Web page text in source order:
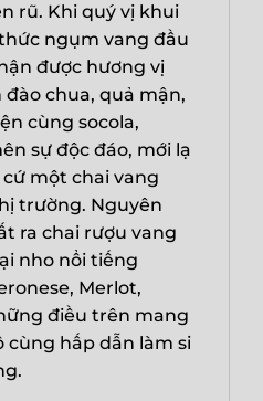
rũ. Khi quý vị khui
ngụm vang đầu
được hương vị
chua, quả mận,
cùng socola,
sự độc đáo, mới lạ
một chai vang
trường. Nguyên
ra chai rượu vang
nho nổi tiếng
Merlot,
điều trên mang
cùng hấp dẫn làm si